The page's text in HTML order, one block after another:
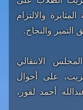
والالتزام
والنجاح.
الانتقالي
على أحوال
أحمد لقور،